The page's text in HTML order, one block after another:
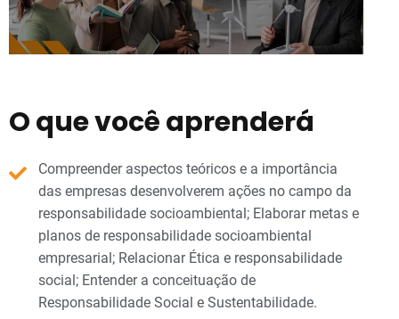
O que você aprenderá
Compreender aspectos teóricos e a importância
das empresas desenvolverem ações no campo da
responsabilidade socioambiental; Elaborar metas e
planos de responsabilidade socioambiental
empresarial; Relacionar Ética e responsabilidade
social; Entender a conceituação de
Responsabilidade Social e Sustentabilidade.